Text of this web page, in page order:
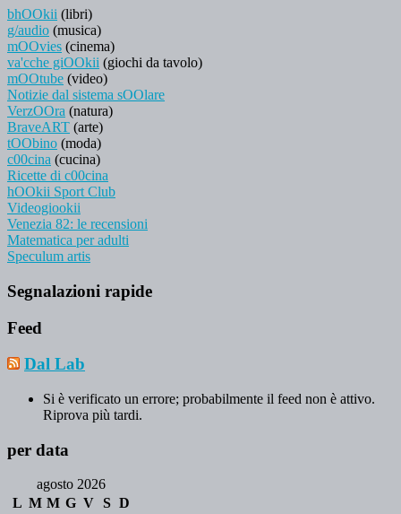
bhOOkii (libri)
g/audio (musica)
mOOvies (cinema)
va'cche giOOkii (giochi da tavolo)
mOOtube (video)
Notizie dal sistema sOOlare
VerzOOra (natura)
BraveART (arte)
tOObino (moda)
c00cina (cucina)
Ricette di c00cina
hOOkii Sport Club
Videogiookii
Venezia 82: le recensioni
Matematica per adulti
Speculum artis
Segnalazioni rapide
Feed
Dal Lab
Si è verificato un errore; probabilmente il feed non è attivo.
Riprova più tardi.
per data
agosto 2026
L M M G V S D